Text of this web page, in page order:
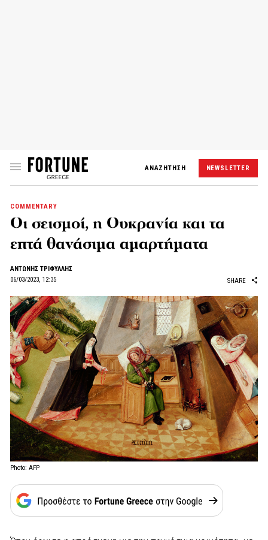
ΑΝΑΖΗΤΗΣΗ NEWSLETTER
COMMENTARY
Οι σεισμοί, η Ουκρανία και τα
επτά θανάσιμα αμαρτήματα
ΑΝΤΩΝΗΣ ΤΡΙΦΥΛΛΗΣ
06/03/2023, 12:35
SHARE
Photo: AFP